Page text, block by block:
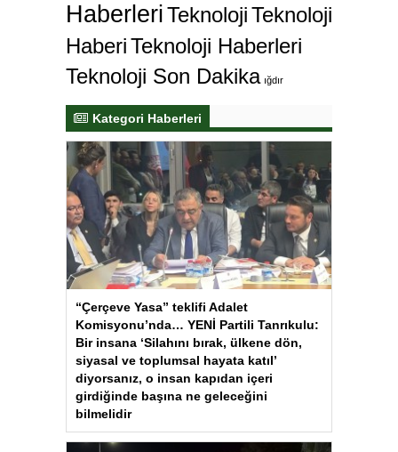
HaberleriTeknolojiTeknoloji
HaberiTeknoloji Haberleri
Teknoloji Son Dakika ığdır
Kategori Haberleri
“Çerçeve Yasa” teklifi Adalet
Komisyonu’nda… YENİ Partili Tanrıkulu:
Bir insana ‘Silahını bırak, ülkene dön,
siyasal ve toplumsal hayata katıl’
diyorsanız, o insan kapıdan içeri
girdiğinde başına ne geleceğini
bilmelidir